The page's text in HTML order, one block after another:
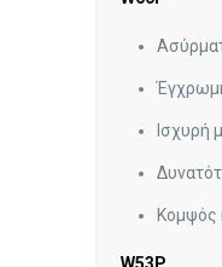
Ισχυρή
Κομψός
W53P